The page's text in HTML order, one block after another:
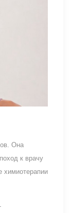
Она
к врачу
химиотерапии